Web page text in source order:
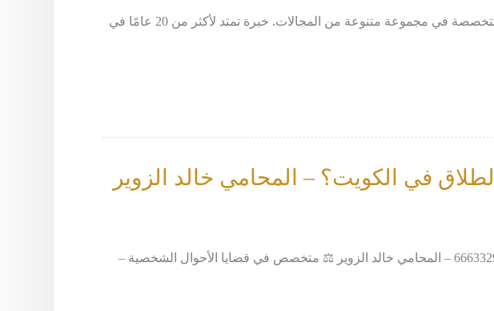
المحامي خالد الزوير، أفضل محامي في الكويت، 66633299 يقدم خدمات قانونية واستشارات متخصصة في مجموعة متنوعة من المجالات. خبرة تمتد لأكثر من 20 عامًا في
في الكويت؟ – المحامي خالد الزوير
📞 للاستشارة أو متابعة قضية طلاق: 66633299 – المحامي خالد الزوير ⚖️ متخصص في قضايا الأحوال الشخصية –